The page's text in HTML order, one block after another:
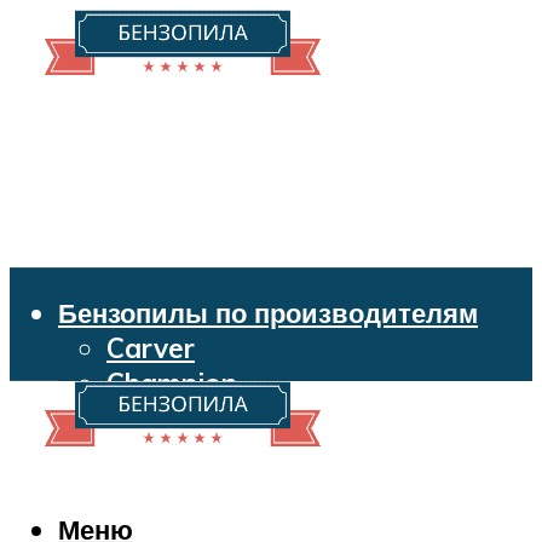
Бензопилы по производителям
Carver
Champion
Echo
Husqvarna
Makita
Меню